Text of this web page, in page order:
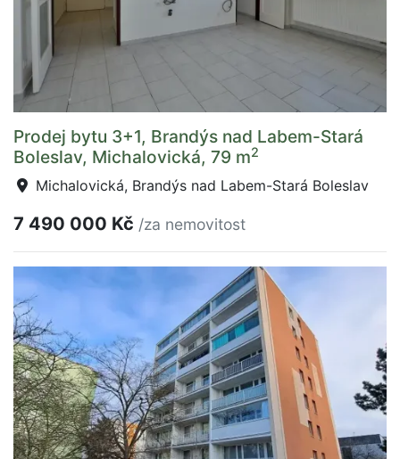
Prodej bytu 3+1, Brandýs nad Labem-Stará
Boleslav, Michalovická, 79 m2
Michalovická, Brandýs nad Labem-Stará Boleslav
7 490 000 Kč /za nemovitost